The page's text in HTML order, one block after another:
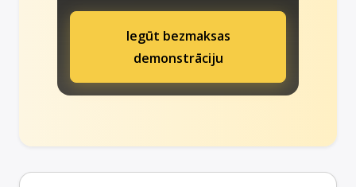
Iegūt bezmaksas
demonstrāciju